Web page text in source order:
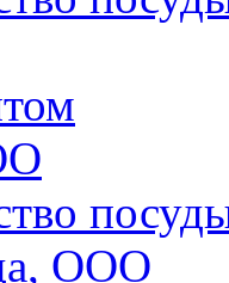
ООО